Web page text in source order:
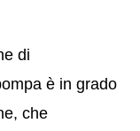
di
è in grado
che